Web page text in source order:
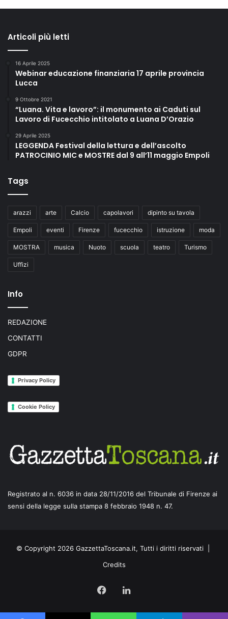
Articoli più letti
16 Aprile 2025
Webinar educazione finanziaria 17 aprile provincia
Lucca
9 Ottobre 2021
“Luana. Vita e lavoro”: il monumento ai Caduti sul
Lavoro di Fucecchio intitolato a Luana D’Orazio
29 Aprile 2025
LEGGENDA Festival della lettura e dell’ascolto
PATROCINIO MIC e MOSTRE dal 9 all’11 maggio Empoli
Tags
arazzi arte Calcio capolavori dipinto su tavola
Empoli eventi Firenze fucecchio istruzione moda
MOSTRA musica Nuoto scuola teatro Turismo
Uffizi
Info
REDAZIONE
CONTATTI
GDPR
Privacy Policy
Cookie Policy
Registrato al n. 6036 in data 28/11/2016 del Tribunale di Firenze ai
sensi della legge sulla stampa 8 febbraio 1948 n. 47.
© Copyright 2026 GazzettaToscana.it, Tutti i diritti riservati |
Credits
FacebookLinkedIn